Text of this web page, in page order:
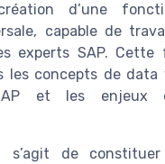
d’une
capable de
experts SAP.
les concepts de data
et les enjeux
s’agit de